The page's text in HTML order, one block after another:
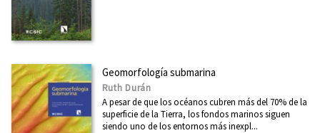
Geomorfología submarina
Ruth Durán
A pesar de que los océanos cubren más del 70% de la
superficie de la Tierra, los fondos marinos siguen
siendo uno de los entornos más inexpl...